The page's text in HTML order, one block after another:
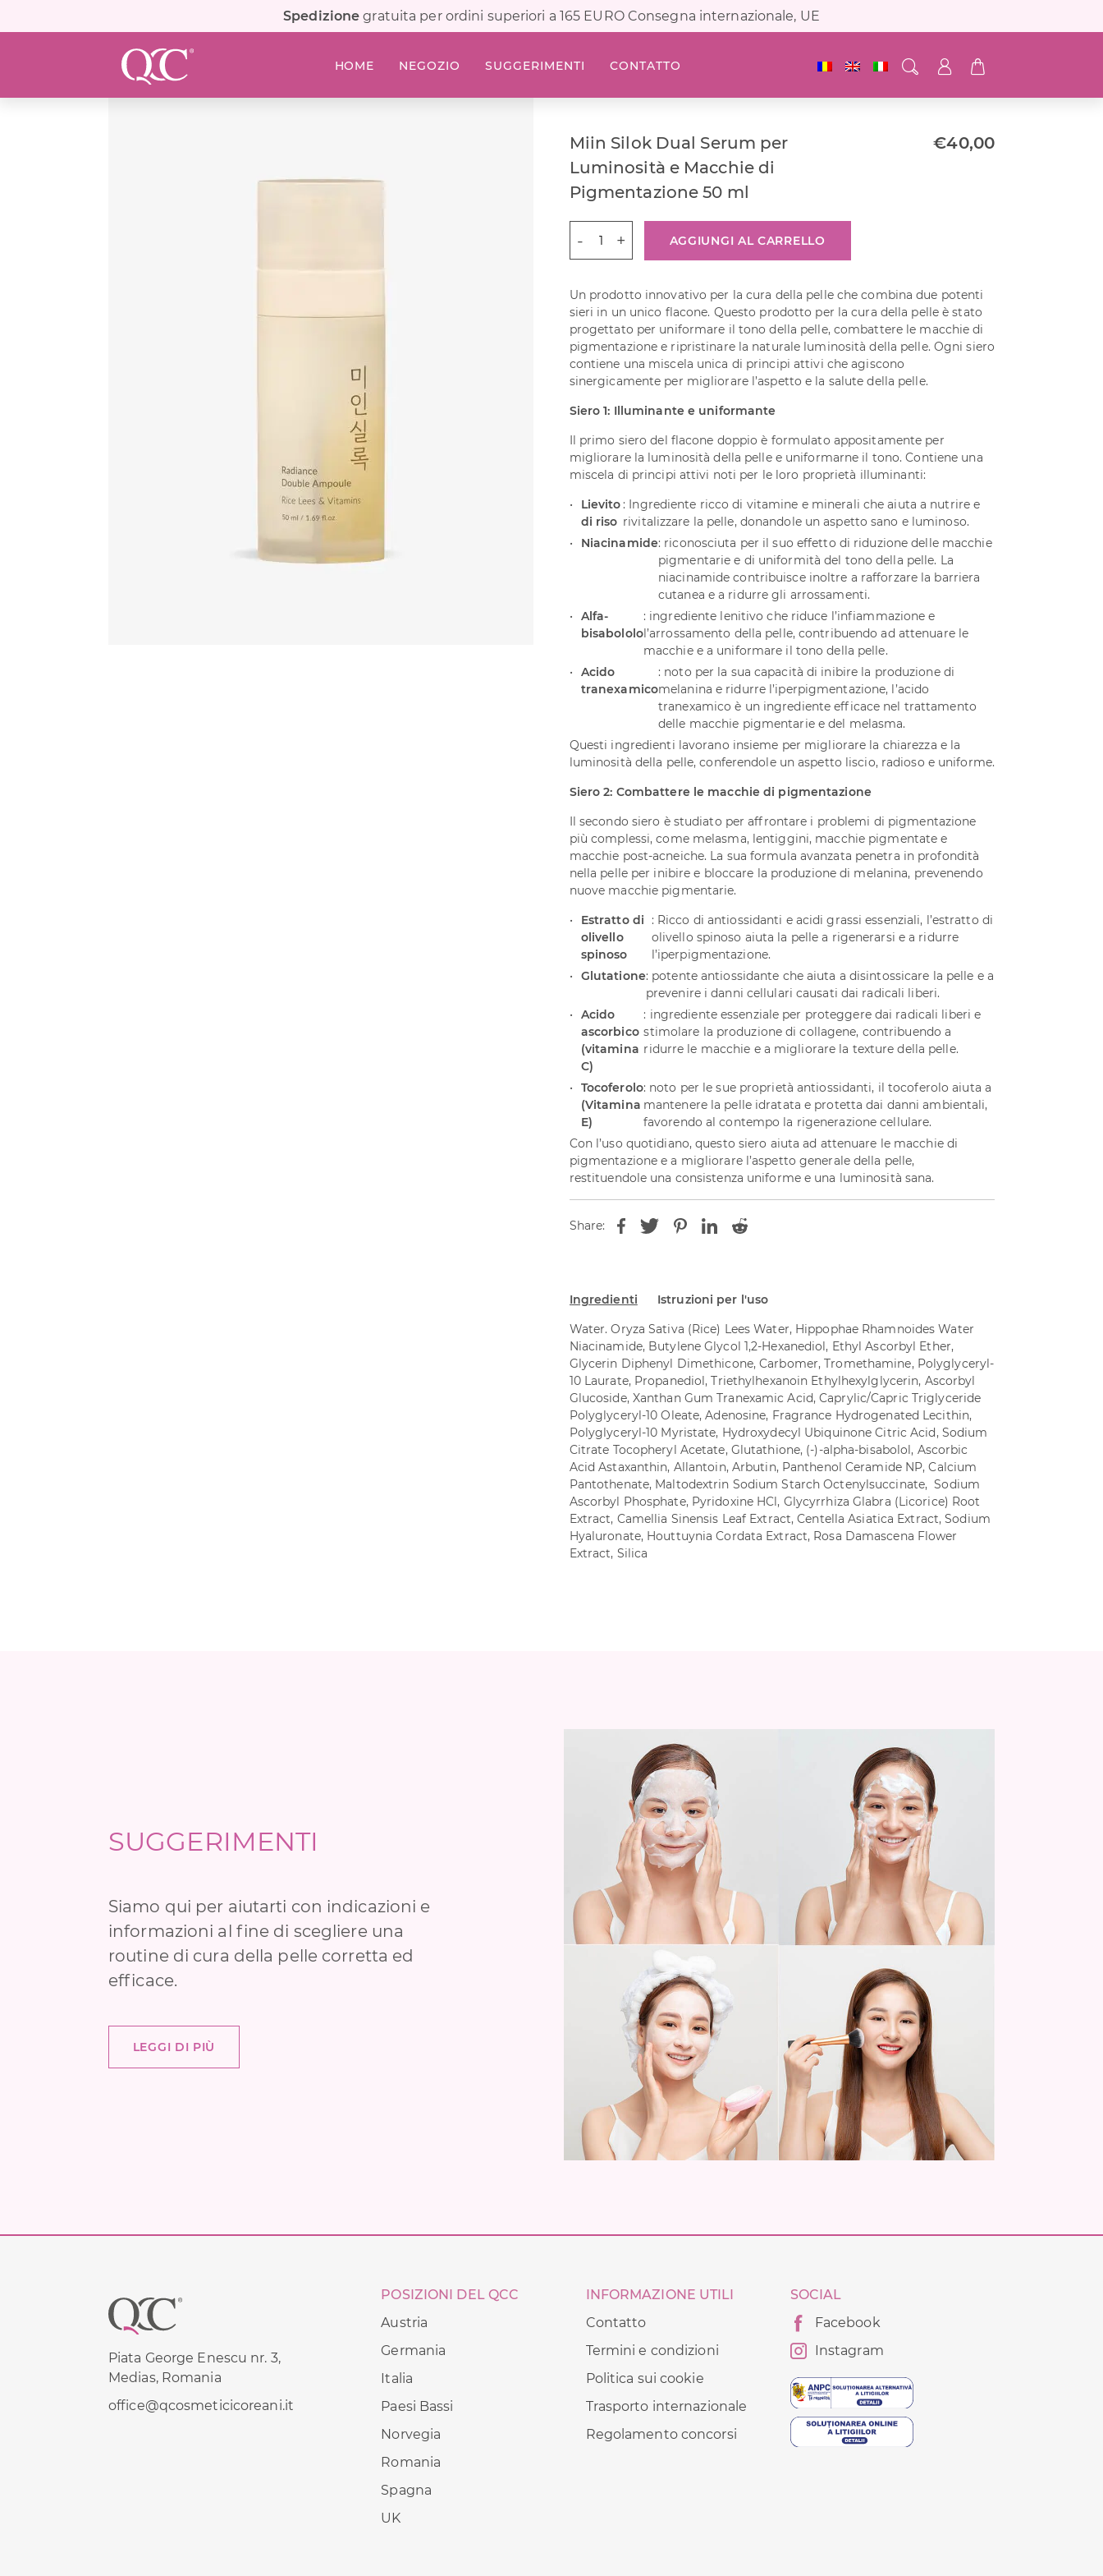
Spedizione gratuita per ordini superiori a 165 EURO Consegna internazionale, UE
HOME NEGOZIO SUGGERIMENTI CONTATTO
Miin Silok Dual Serum per
Luminosità e Macchie di
Pigmentazione 50 ml
€40,00
Silok
Dual
per
Luminosità
e
Macchie
di
Pigmentazione
ml
quantità
AGGIUNGI AL CARRELLO
Un prodotto innovativo per la cura della pelle che combina due potenti
sieri in un unico flacone. Questo prodotto per la cura della pelle è stato
progettato per uniformare il tono della pelle, combattere le macchie di
pigmentazione e ripristinare la naturale luminosità della pelle. Ogni siero
contiene una miscela unica di principi attivi che agiscono
sinergicamente per migliorare l’aspetto e la salute della pelle.
Siero 1: Illuminante e uniformante
Il primo siero del flacone doppio è formulato appositamente per
migliorare la luminosità della pelle e uniformarne il tono. Contiene una
miscela di principi attivi noti per le loro proprietà illuminanti:
Lievito
di riso
: Ingrediente ricco di vitamine e minerali che aiuta a nutrire e
rivitalizzare la pelle, donandole un aspetto sano e luminoso.
Niacinamide: riconosciuta per il suo effetto di riduzione delle macchie
pigmentarie e di uniformità del tono della pelle. La
niacinamide contribuisce inoltre a rafforzare la barriera
cutanea e a ridurre gli arrossamenti.
Alfa-
bisabololo
: ingrediente lenitivo che riduce l’infiammazione e
l’arrossamento della pelle, contribuendo ad attenuare le
macchie e a uniformare il tono della pelle.
Acido
tranexamico
: noto per la sua capacità di inibire la produzione di
melanina e ridurre l’iperpigmentazione, l’acido
tranexamico è un ingrediente efficace nel trattamento
delle macchie pigmentarie e del melasma.
Questi ingredienti lavorano insieme per migliorare la chiarezza e la
luminosità della pelle, conferendole un aspetto liscio, radioso e uniforme.
Siero 2: Combattere le macchie di pigmentazione
Il secondo siero è studiato per affrontare i problemi di pigmentazione
più complessi, come melasma, lentiggini, macchie pigmentate e
macchie post-acneiche. La sua formula avanzata penetra in profondità
nella pelle per inibire e bloccare la produzione di melanina, prevenendo
nuove macchie pigmentarie.
Estratto di
olivello
spinoso
: Ricco di antiossidanti e acidi grassi essenziali, l’estratto di
olivello spinoso aiuta la pelle a rigenerarsi e a ridurre
l’iperpigmentazione.
Glutatione: potente antiossidante che aiuta a disintossicare la pelle e a
prevenire i danni cellulari causati dai radicali liberi.
Acido
ascorbico
(vitamina
C)
: ingrediente essenziale per proteggere dai radicali liberi e
stimolare la produzione di collagene, contribuendo a
ridurre le macchie e a migliorare la texture della pelle.
Tocoferolo
(Vitamina
E)
: noto per le sue proprietà antiossidanti, il tocoferolo aiuta a
mantenere la pelle idratata e protetta dai danni ambientali,
favorendo al contempo la rigenerazione cellulare.
Con l’uso quotidiano, questo siero aiuta ad attenuare le macchie di
pigmentazione e a migliorare l’aspetto generale della pelle,
restituendole una consistenza uniforme e una luminosità sana.
Share:
Ingredienti
Istruzioni per l'uso
Water. Oryza Sativa (Rice) Lees Water, Hippophae Rhamnoides Water
Niacinamide, Butylene Glycol 1,2-Hexanediol, Ethyl Ascorbyl Ether,
Glycerin Diphenyl Dimethicone, Carbomer, Tromethamine, Polyglyceryl-
10 Laurate, Propanediol, Triethylhexanoin Ethylhexylglycerin, Ascorbyl
Glucoside, Xanthan Gum Tranexamic Acid, Caprylic/Capric Triglyceride
Polyglyceryl-10 Oleate, Adenosine, Fragrance Hydrogenated Lecithin,
Polyglyceryl-10 Myristate, Hydroxydecyl Ubiquinone Citric Acid, Sodium
Citrate Tocopheryl Acetate, Glutathione, (-)-alpha-bisabolol, Ascorbic
Acid Astaxanthin, Allantoin, Arbutin, Panthenol Ceramide NP, Calcium
Pantothenate, Maltodextrin Sodium Starch Octenylsuccinate, Sodium
Ascorbyl Phosphate, Pyridoxine HCl, Glycyrrhiza Glabra (Licorice) Root
Extract, Camellia Sinensis Leaf Extract, Centella Asiatica Extract, Sodium
Hyaluronate, Houttuynia Cordata Extract, Rosa Damascena Flower
Extract, Silica
SUGGERIMENTI
Siamo qui per aiutarti con indicazioni e
informazioni al fine di scegliere una
routine di cura della pelle corretta ed
efficace.
LEGGI DI PIÙ
Footer
Piata George Enescu nr. 3,
Medias, Romania
office@qcosmeticicoreani.it
POSIZIONI DEL QCC
Austria
Germania
Italia
Paesi Bassi
Norvegia
Romania
Spagna
UK
INFORMAZIONE UTILI
Contatto
Termini e condizioni
Politica sui cookie
Trasporto internazionale
Regolamento concorsi
SOCIAL
Facebook
Instagram